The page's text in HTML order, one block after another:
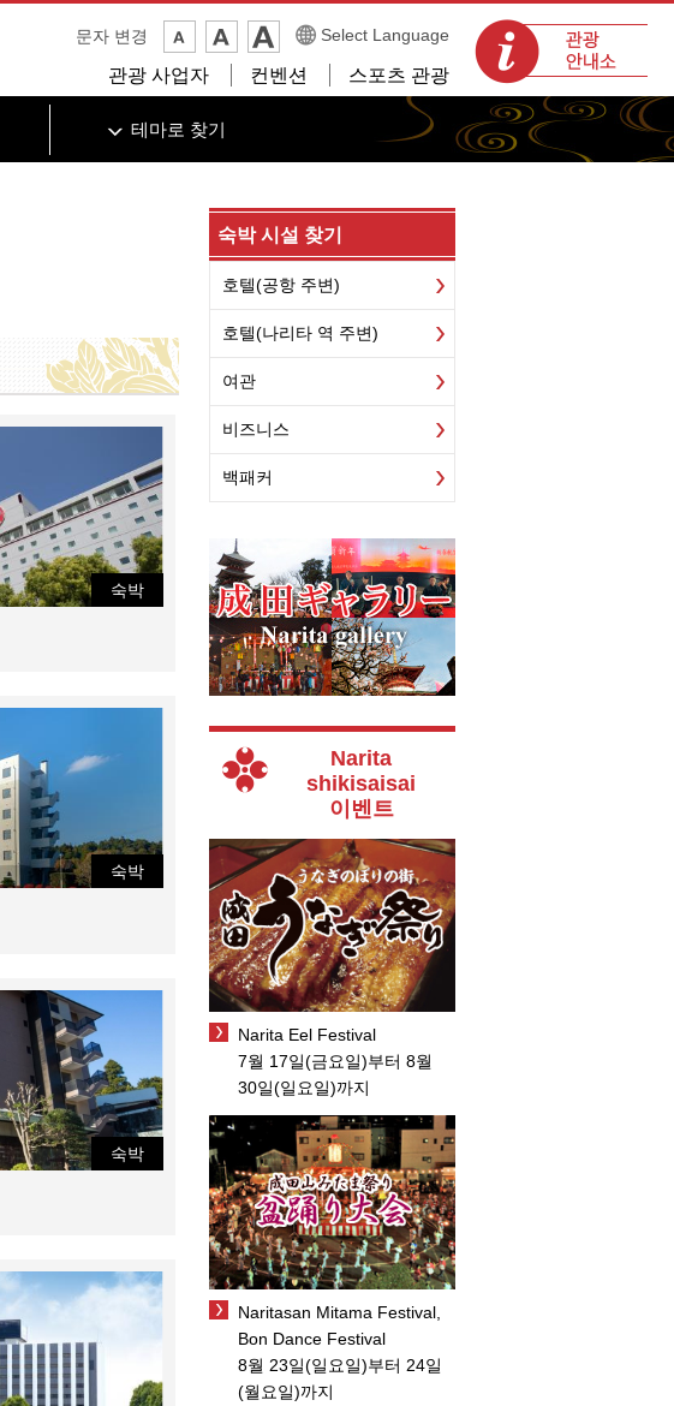
관광 안내소
문자 변경 Select Language
관광 사업자 컨벤션 스포츠 관광
테마로 찾기
숙박
숙박
숙박
숙박 시설 찾기
호텔(공항 주변)
호텔(나리타 역 주변)
여관
비즈니스
백패커
Narita
shikisaisai
이벤트
Narita Eel Festival
7월 17일(금요일)부터 8월
30일(일요일)까지
Naritasan Mitama Festival,
Bon Dance Festival
8월 23일(일요일)부터 24일
(월요일)까지